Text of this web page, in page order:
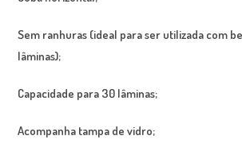
Sem ranhuras (ideal para ser utilizada com
lâminas);
Capacidade para 30 lâminas;
Acompanha tampa de vidro;